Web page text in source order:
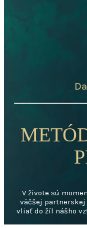
V živote sú
väčšej
vliať do žíl nášho